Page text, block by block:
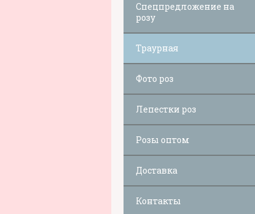
Спецпредложение на
розу
Траурная
Фото роз
Лепестки роз
Розы оптом
Доставка
Контакты